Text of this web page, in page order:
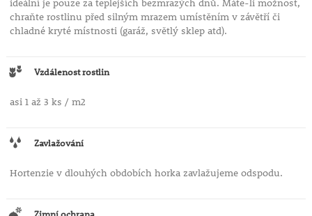
ideální je pouze za teplejších bezmrazých dnů. Máte-li možnost,
chraňte rostlinu před silným mrazem umístěním v závětří či
chladné kryté místnosti (garáž, světlý sklep atd).
Vzdálenost rostlin
asi 1 až 3 ks / m2
Zavlažování
Hortenzie v dlouhých obdobích horka zavlažujeme odspodu.